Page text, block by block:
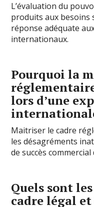
L’évaluation du
produits aux besoins
réponse adéquate
internationaux.
Pourquoi la
lors d’une
Maitriser le cadre
les désagréments
de succès
Quels sont
cadre légal